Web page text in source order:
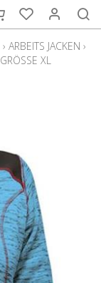
› ARBEITS JACKEN ›
GRÖSSE XL